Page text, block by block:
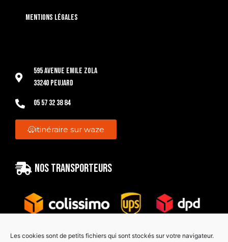
Les cookies sont de petits fichiers qui sont stockés sur votre navigateur.
Mentions légales
595 Avenue Emile Zola
33240 Peujard
05 57 32 38 84
itinéraire sur waze
Nos transporteurs